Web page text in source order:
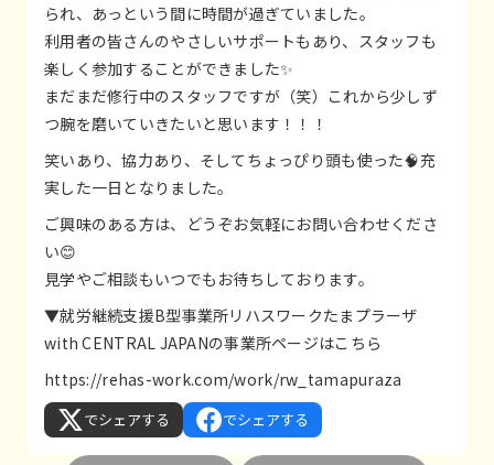
られ、あっという間に時間が過ぎていました。
利用者の皆さんのやさしいサポートもあり、スタッフも
楽しく参加することができました✨
まだまだ修行中のスタッフですが（笑）これから少しず
つ腕を磨いていきたいと思います！！！
笑いあり、協力あり、そしてちょっぴり頭も使った🧠充
実した一日となりました。
ご興味のある方は、どうぞお気軽にお問い合わせくださ
い😊
見学やご相談もいつでもお待ちしております。
▼就労継続支援B型事業所リハスワークたまプラーザ
with CENTRAL JAPANの事業所ページはこちら
https://rehas-work.com/work/rw_tamapuraza
でシェアする でシェアする